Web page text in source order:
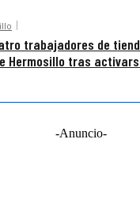
trabajadores de
Hermosillo tras
-Anuncio-